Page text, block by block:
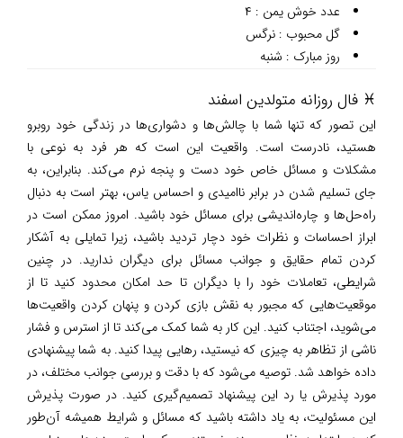
عدد خوش یمن : ۴
گل محبوب : نرگس
روز مبارک : شنبه
♓ فال روزانه متولدین اسفند
این تصور که تنها شما با چالش‌ها و دشواری‌ها در زندگی خود روبرو
هستید، نادرست است. واقعیت این است که هر فرد به نوعی با
مشکلات و مسائل خاص خود دست و پنجه نرم می‌کند. بنابراین، به
جای تسلیم شدن در برابر ناامیدی و احساس یاس، بهتر است به دنبال
راه‌حل‌ها و چاره‌اندیشی برای مسائل خود باشید. امروز ممکن است در
ابراز احساسات و نظرات خود دچار تردید باشید، زیرا تمایلی به آشکار
کردن تمام حقایق و جوانب مسائل برای دیگران ندارید. در چنین
شرایطی، تعاملات خود را با دیگران تا حد امکان محدود کنید تا از
موقعیت‌هایی که مجبور به نقش بازی کردن و پنهان کردن واقعیت‌ها
می‌شوید، اجتناب کنید. این کار به شما کمک می‌کند تا از استرس و فشار
ناشی از تظاهر به چیزی که نیستید، رهایی پیدا کنید. به شما پیشنهادی
داده خواهد شد. توصیه می‌شود که با دقت و بررسی جوانب مختلف، در
مورد پذیرش یا رد این پیشنهاد تصمیم‌گیری کنید. در صورت پذیرش
این مسئولیت، به یاد داشته باشید که مسائل و شرایط همیشه آن‌طور